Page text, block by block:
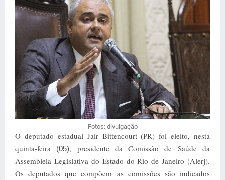
Fotos: divulgação
O deputado estadual Jair Bittencourt (PR) foi eleito, nesta
quinta-feira
(05), presidente da Comissão de Saúde da
Assembleia Legislativa do Estado do Rio de Janeiro (Alerj).
Os deputados que compõem as comissões são indicados